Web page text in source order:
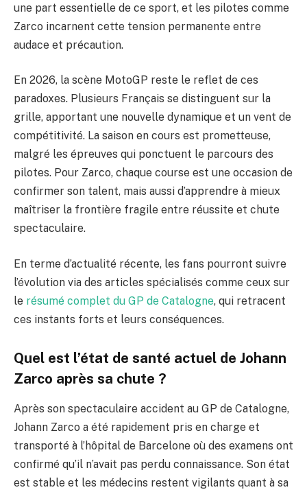
une part essentielle de ce sport, et les pilotes comme
Zarco incarnent cette tension permanente entre
audace et précaution.
En 2026, la scène MotoGP reste le reflet de ces
paradoxes. Plusieurs Français se distinguent sur la
grille, apportant une nouvelle dynamique et un vent de
compétitivité. La saison en cours est prometteuse,
malgré les épreuves qui ponctuent le parcours des
pilotes. Pour Zarco, chaque course est une occasion de
confirmer son talent, mais aussi d’apprendre à mieux
maîtriser la frontière fragile entre réussite et chute
spectaculaire.
En terme d’actualité récente, les fans pourront suivre
l’évolution via des articles spécialisés comme ceux sur
le résumé complet du GP de Catalogne, qui retracent
ces instants forts et leurs conséquences.
Quel est l’état de santé actuel de Johann
Zarco après sa chute ?
Après son spectaculaire accident au GP de Catalogne,
Johann Zarco a été rapidement pris en charge et
transporté à l’hôpital de Barcelone où des examens ont
confirmé qu’il n’avait pas perdu connaissance. Son état
est stable et les médecins restent vigilants quant à sa